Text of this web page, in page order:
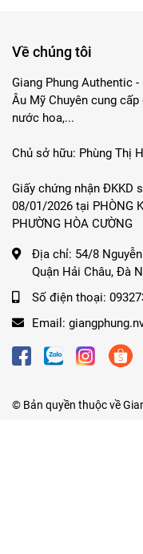
Về chúng tôi
Giang Phung Authentic
Âu Mỹ Chuyên cung
nước hoa,...
Chủ sở hữu: Phùng Thị
Giấy chứng nhận ĐKKD
08/01/2026 tại PHÒNG
PHƯỜNG HÒA CƯỜNG
Địa chỉ: 54/8
Quận Hải Châu, Đà
Số điện thoại:
Email:
© Bản quyền thuộc về